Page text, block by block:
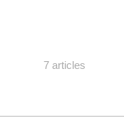
7 articles